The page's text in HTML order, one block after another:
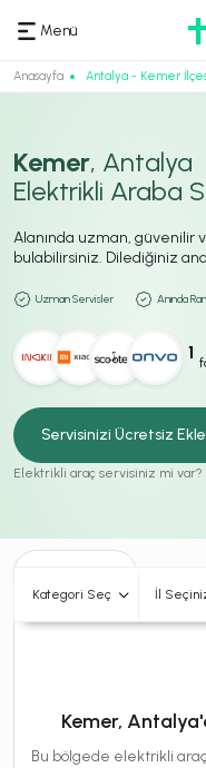
Menü
Anasayfa Antalya - Kemer
Kemer, Antalya
Elektrikli Araba
Alanında uzman, güvenilir
bulabilirsiniz. Dilediğiniz
Uzman Servisler Anında
1
Servisinizi Ücretsiz
Elektrikli araç servisiniz mi var?
Kategori Seç
Kemer,
Bu bölgede elektrikli